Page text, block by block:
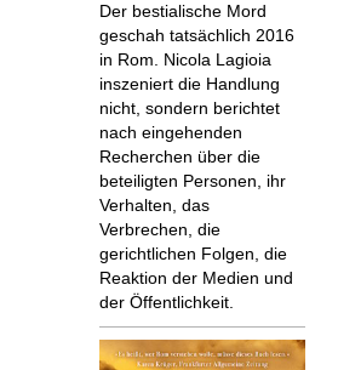
Der bestialische Mord
geschah tatsächlich 2016
in Rom. Nicola Lagioia
inszeniert die Handlung
nicht, sondern berichtet
nach eingehenden
Recherchen über die
beteiligten Personen, ihr
Verhalten, das
Verbrechen, die
gerichtlichen Folgen, die
Reaktion der Medien und
der Öffentlichkeit.